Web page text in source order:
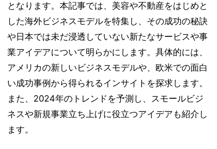
となります。本記事では、美容や不動産をはじめと
した海外ビジネスモデルを特集し、その成功の秘訣
や日本では未だ浸透していない新たなサービスや事
業アイデアについて明らかにします。具体的には、
アメリカの新しいビジネスモデルや、欧米での面白
い成功事例から得られるインサイトを探求します。
また、2024年のトレンドを予測し、スモールビジ
ネスや新規事業立ち上げに役立つアイデアも紹介し
ます。